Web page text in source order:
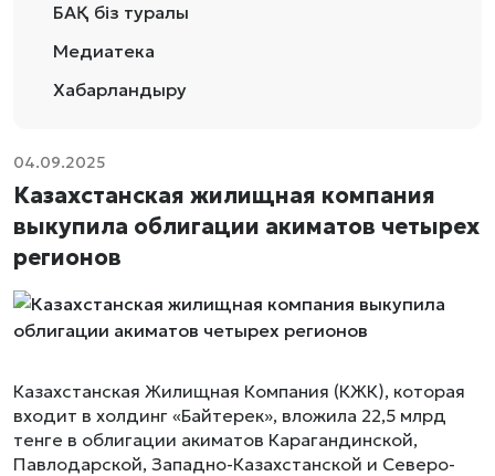
БАҚ біз туралы
Медиатека
Хабарландыру
04.09.2025
Казахстанская жилищная компания
выкупила облигации акиматов четырех
регионов
Казахстанская Жилищная Компания (КЖК), которая
входит в холдинг «Байтерек», вложила 22,5 млрд
тенге в облигации акиматов Карагандинской,
Павлодарской, Западно-Казахстанской и Северо-